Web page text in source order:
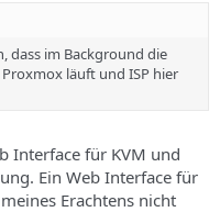
dass im Background die
läuft und ISP hier
Interface für KVM und
Ein Web Interface für
Erachtens nicht